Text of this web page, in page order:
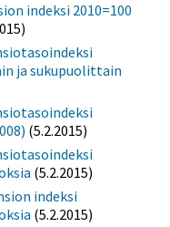
indeksi 2010=100
ja sukupuolittain
(5.2.2015)
(5.2.2015)
indeksi
(5.2.2015)